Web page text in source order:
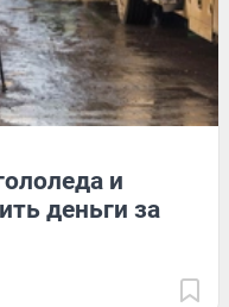
и
деньги за